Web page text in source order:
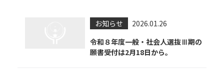
お知らせ
2026.01.26
令和８年度一般・社会人選抜Ⅲ期の
願書受付は2月18日から。